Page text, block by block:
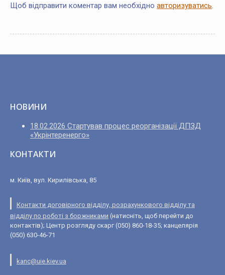
Щоб відправити коментар вам необхідно авторизуватись
НОВИНИ
18.02.2026 Стартував процес реорганізації ДПЗД
«Укрінтеренерго»
КОНТАКТИ
м. Київ, вул. Кирилівська, 85
Контакти договірного відділу, розрахункового відділу та
відділу по роботі з боржниками (натисніть, щоб перейти до
контактів); Центр розгляду скарг (050) 860-18-35; канцелярія
(050) 630-46-71
kanc@uie.kiev.ua